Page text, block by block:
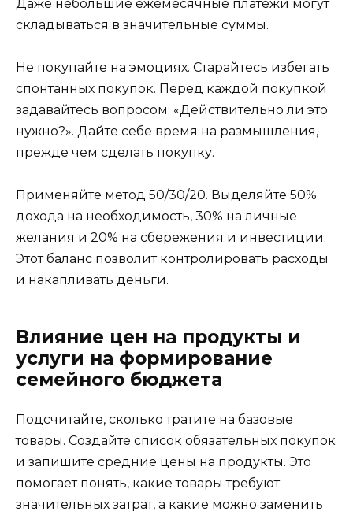
Даже небольшие ежемесячные платежи могут
складываться в значительные суммы.
Не покупайте на эмоциях. Старайтесь избегать
спонтанных покупок. Перед каждой покупкой
задавайтесь вопросом: «Действительно ли это
нужно?». Дайте себе время на размышления,
прежде чем сделать покупку.
Применяйте метод 50/30/20. Выделяйте 50%
дохода на необходимость, 30% на личные
желания и 20% на сбережения и инвестиции.
Этот баланс позволит контролировать расходы
и накапливать деньги.
Влияние цен на продукты и
услуги на формирование
семейного бюджета
Подсчитайте, сколько тратите на базовые
товары. Создайте список обязательных покупок
и запишите средние цены на продукты. Это
помогает понять, какие товары требуют
значительных затрат, а какие можно заменить